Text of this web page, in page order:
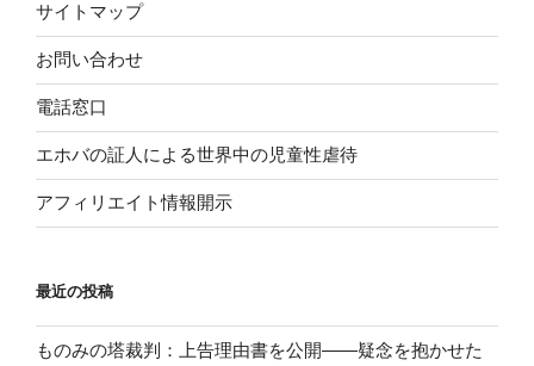
サイトマップ
お問い合わせ
電話窓口
エホバの証人による世界中の児童性虐待
アフィリエイト情報開示
最近の投稿
ものみの塔裁判：上告理由書を公開——疑念を抱かせた